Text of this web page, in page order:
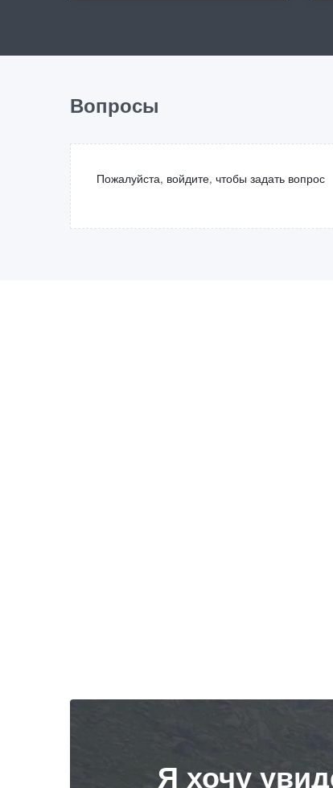
Вопросы
Пожалуйста, войдите, чтобы задать вопрос
Я хочу